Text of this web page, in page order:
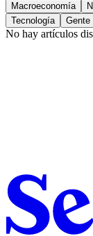
Macroeconomía
Tecnología
Gente
No hay artículos